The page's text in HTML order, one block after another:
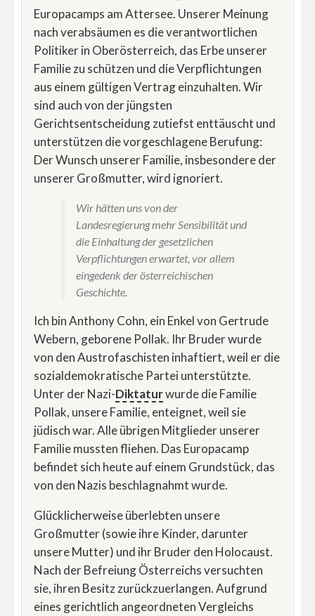
Europacamps am Attersee. Unserer Meinung
nach verabsäumen es die verantwortlichen
Politiker in Oberösterreich, das Erbe unserer
Familie zu schützen und die Verpflichtungen
aus einem gültigen Vertrag einzuhalten. Wir
sind auch von der jüngsten
Gerichtsentscheidung zutiefst enttäuscht und
unterstützen die vorgeschlagene Berufung:
Der Wunsch unserer Familie, insbesondere der
unserer Großmutter, wird ignoriert.
Wir hätten uns von der
Landesregierung mehr Sensibilität und
die Einhaltung der gesetzlichen
Verpflichtungen erwartet, vor allem
eingedenk der österreichischen
Geschichte.
Ich bin Anthony Cohn, ein Enkel von Gertrude
Webern, geborene Pollak. Ihr Bruder wurde
von den Austrofaschisten inhaftiert, weil er die
sozialdemokratische Partei unterstützte.
Unter der Nazi-Diktaturwurde die Familie
Pollak, unsere Familie, enteignet, weil sie
jüdisch war. Alle übrigen Mitglieder unserer
Familie mussten fliehen. Das Europacamp
befindet sich heute auf einem Grundstück, das
von den Nazis beschlagnahmt wurde.
Glücklicherweise überlebten unsere
Großmutter (sowie ihre Kinder, darunter
unsere Mutter) und ihr Bruder den Holocaust.
Nach der Befreiung Österreichs versuchten
sie, ihren Besitz zurückzuerlangen. Aufgrund
eines gerichtlich angeordneten Vergleichs